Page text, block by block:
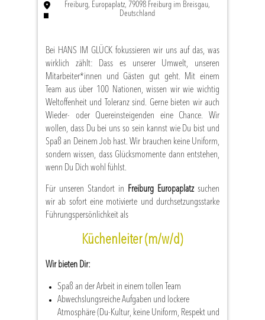
Freiburg, Europaplatz, 79098 Freiburg im Breisgau,
Deutschland
Bei HANS IM GLÜCK fokussieren wir uns auf das, was
wirklich zählt: Dass es unserer Umwelt, unseren
Mitarbeiter*innen und Gästen gut geht. Mit einem
Team aus über 100 Nationen, wissen wir wie wichtig
Weltoffenheit und Toleranz sind. Gerne bieten wir auch
Wieder- oder Quereinsteigenden eine Chance. Wir
wollen, dass Du bei uns so sein kannst wie Du bist und
Spaß an Deinem Job hast. Wir brauchen keine Uniform,
sondern wissen, dass Glücksmomente dann entstehen,
wenn Du Dich wohl fühlst.
Für unseren Standort in Freiburg Europaplatzsuchen
wir ab sofort eine motivierte und durchsetzungsstarke
Führungspersönlichkeit als
Küchenleiter (m/w/d)
Wir bieten Dir:
Spaß an der Arbeit in einem tollen Team
Abwechslungsreiche Aufgaben und lockere
Atmosphäre (Du-Kultur, keine Uniform, Respekt und